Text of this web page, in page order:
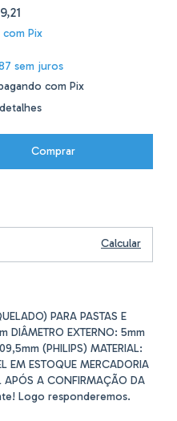
com Pix
sem juros
com Pix
Calcular
PARA PASTAS E
DIÂMETRO EXTERNO: 5mm
(PHILIPS) MATERIAL:
EM ESTOQUE MERCADORIA
APÓS A CONFIRMAÇÃO DA
Logo responderemos.